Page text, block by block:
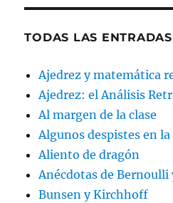
TODAS LAS ENTRADAS
Ajedrez y matemática
Ajedrez: el Análisis
Al margen de la clase
Algunos despistes en
Aliento de dragón
Anécdotas de
Bunsen y Kirchhoff